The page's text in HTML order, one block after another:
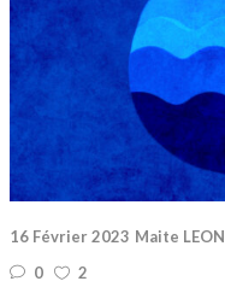
16 Février 2023 Maite LEON
0
2